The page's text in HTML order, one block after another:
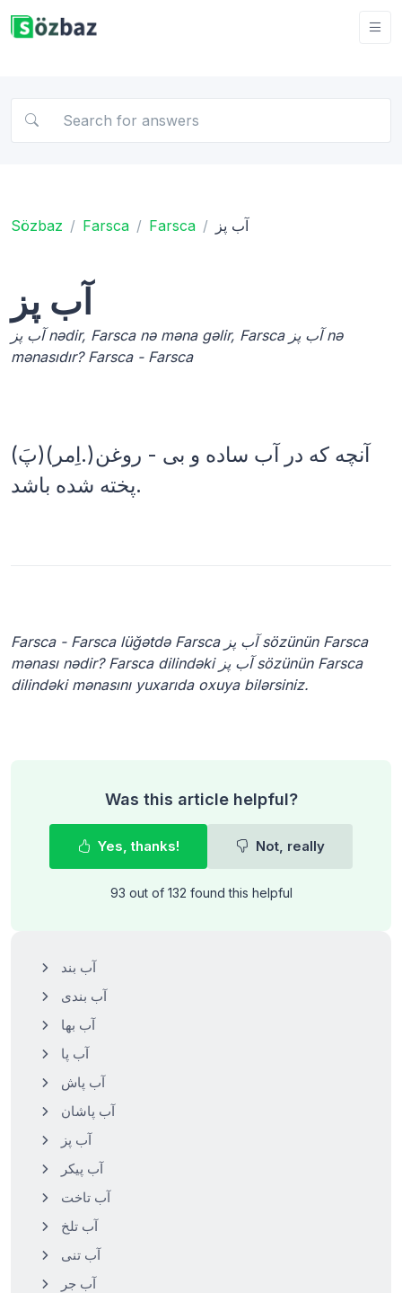
Sözbaz Farsca Farsca آب پز
آب پز
آب پز nədir, Farsca nə məna gəlir, Farsca آب پز nə
mənasıdır? Farsca - Farsca
(پَ)(اِمر.)آنچه که در آب ساده و بی - روغن
پخته شده باشد.
Farsca - Farsca lüğətdə Farsca آب پز sözünün Farsca
mənası nədir? Farsca dilindəki آب پز sözünün Farsca
dilindəki mənasını yuxarıda oxuya bilərsiniz.
Was this article helpful?
Yes, thanks! Not, really
93 out of 132 found this helpful
آب بند
آب بندی
آب بها
آب پا
آب پاش
آب پاشان
آب پز
آب پیکر
آب تاخت
آب تلخ
آب تنی
آب جر